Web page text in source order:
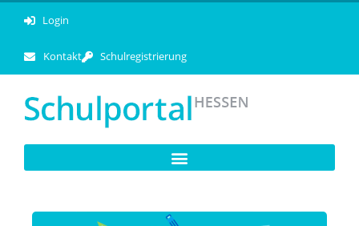
Login
Kontakt Schulregistrierung